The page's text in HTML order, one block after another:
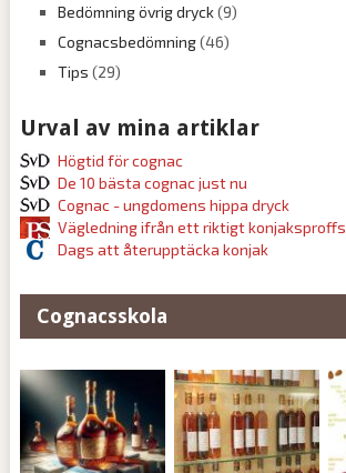
Bedömning övrig dryck(9)
Cognacsbedömning(46)
Tips (29)
Urval av mina artiklar
Högtid för cognac
De 10 bästa cognac just nu
Cognac - ungdomens hippa dryck
Vägledning ifrån ett riktigt konjaksproffs
Dags att återupptäcka konjak
Cognacsskola